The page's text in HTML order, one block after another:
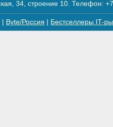
34, строение 10. Телефон:
Byte/Россия Бестселлеры IT-